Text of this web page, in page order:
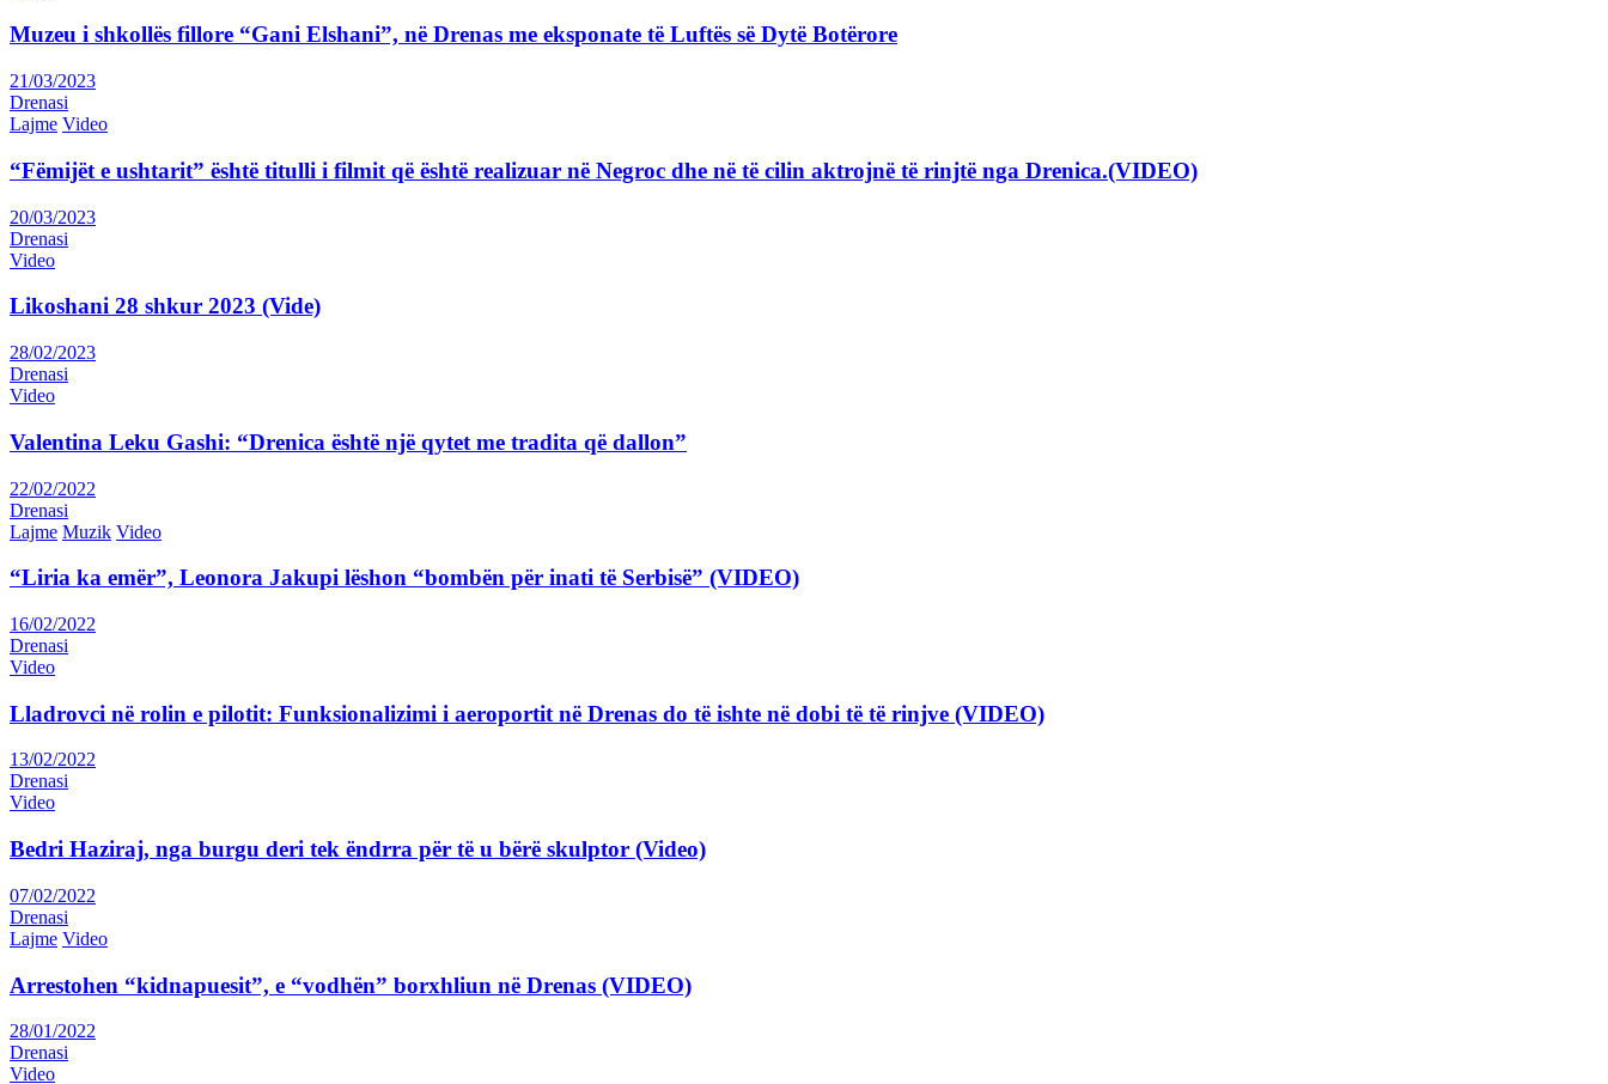
Muzeu i shkollës fillore “Gani Elshani”, në Drenas me eksponate të Luftës së Dytë Botërore
21/03/2023
Drenasi
Lajme Video
“Fëmijët e ushtarit” është titulli i filmit që është realizuar në Negroc dhe në të cilin aktrojnë të rinjtë nga Drenica.(VIDEO)
20/03/2023
Drenasi
Video
Likoshani 28 shkur 2023 (Vide)
28/02/2023
Drenasi
Video
Valentina Leku Gashi: “Drenica është një qytet me tradita që dallon”
22/02/2022
Drenasi
Lajme Muzik Video
“Liria ka emër”, Leonora Jakupi lëshon “bombën për inati të Serbisë” (VIDEO)
16/02/2022
Drenasi
Video
Lladrovci në rolin e pilotit: Funksionalizimi i aeroportit në Drenas do të ishte në dobi të të rinjve (VIDEO)
13/02/2022
Drenasi
Video
Bedri Haziraj, nga burgu deri tek ëndrra për të u bërë skulptor (Video)
07/02/2022
Drenasi
Lajme Video
Arrestohen “kidnapuesit”, e “vodhën” borxhliun në Drenas (VIDEO)
28/01/2022
Drenasi
Video